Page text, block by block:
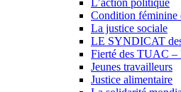
Condition féminine
La justice sociale
LE SYNDICAT
Fierté des TUAC –
Jeunes travailleurs
Justice alimentaire